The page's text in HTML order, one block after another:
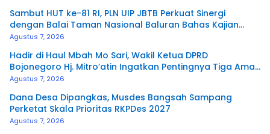
Sambut HUT ke-81 RI, PLN UIP JBTB Perkuat Sinergi
dengan Balai Taman Nasional Baluran Bahas Kajian
Rencana Proyek SUTET 500 kV Paiton–
Agustus 7, 2026
Hadir di Haul Mbah Mo Sari, Wakil Ketua DPRD
Bojonegoro Hj. Mitro’atin Ingatkan Pentingnya Tiga Amal
Pengalir Pahala
Agustus 7, 2026
Dana Desa Dipangkas, Musdes Bangsah Sampang
Perketat Skala Prioritas RKPDes 2027
Agustus 7, 2026